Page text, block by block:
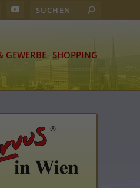
GEWERBE SHOPPING